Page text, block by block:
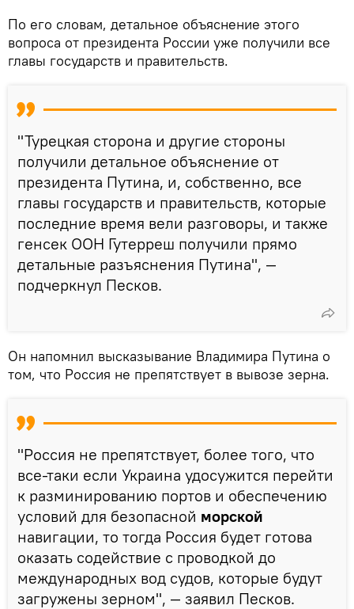
По его словам, детальное объяснение этого
вопроса от президента России уже получили все
главы государств и правительств.
"Турецкая сторона и другие стороны
получили детальное объяснение от
президента Путина, и, собственно, все
главы государств и правительств, которые
последние время вели разговоры, и также
генсек ООН Гутерреш получили прямо
детальные разъяснения Путина", —
подчеркнул Песков.
Он напомнил высказывание Владимира Путина о
том, что Россия не препятствует в вывозе зерна.
"Россия не препятствует, более того, что
все-таки если Украина удосужится перейти
к разминированию портов и обеспечению
условий для безопасной морской
навигации, то тогда Россия будет готова
оказать содействие с проводкой до
международных вод судов, которые будут
загружены зерном", — заявил Песков.